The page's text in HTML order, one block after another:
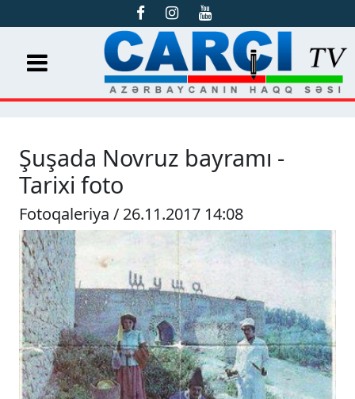
Şuşada Novruz bayramı -
Tarixi foto
Fotoqaleriya / 26.11.2017 14:08